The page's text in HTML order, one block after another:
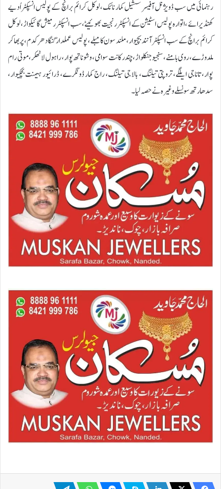
رہنمائی میں سب ڈویژ نل آفیسر سشیل کمار نائک، لوکل کرائم برانچ کے پولیس انسپکٹر اُدیے
کھنڈیرائے ، اتوارہ پولیس اسٹیشن کے انسپکٹر رنجیت بھوئیٹے، سب انسپکٹر رمیش گائیکواڑ، لوکل
کرائم برانچ کے سب انسپکٹر آنند بچیوار، ملند سون کامبلے، پولیس عملدار گنگادھر کدم، پربھاکر
ملدوڑے، روی بامنے، سنجیو جنکلواڑ، چندر کانت سوامی، وشوناتھ پوار، راہول لاٹھکر، موتی رام
پوار، تاناجی ایلگے، تروپتی تیلنگ، بالاجی تیلنگ، راج کمار ڈونگرے، ڈرائیور ہیمنت بچکیوار،
سدھارتھ سونسلے وغیرہ نے حصہ لیا۔